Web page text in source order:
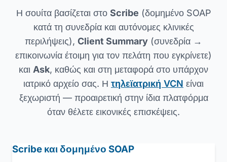
Η σουίτα βασίζεται στο Scribe (δομημένο SOAP
κατά τη συνεδρία και αυτόνομες κλινικές
περιλήψεις), Client Summary (συνεδρία →
επικοινωνία έτοιμη για τον πελάτη που εγκρίνετε)
και Ask, καθώς και στη μεταφορά στο υπάρχον
ιατρικό αρχείο σας. Η τηλεϊατρική VCN είναι
ξεχωριστή — προαιρετική στην ίδια πλατφόρμα
όταν θέλετε εικονικές επισκέψεις.
Scribe και δομημένο SOAP